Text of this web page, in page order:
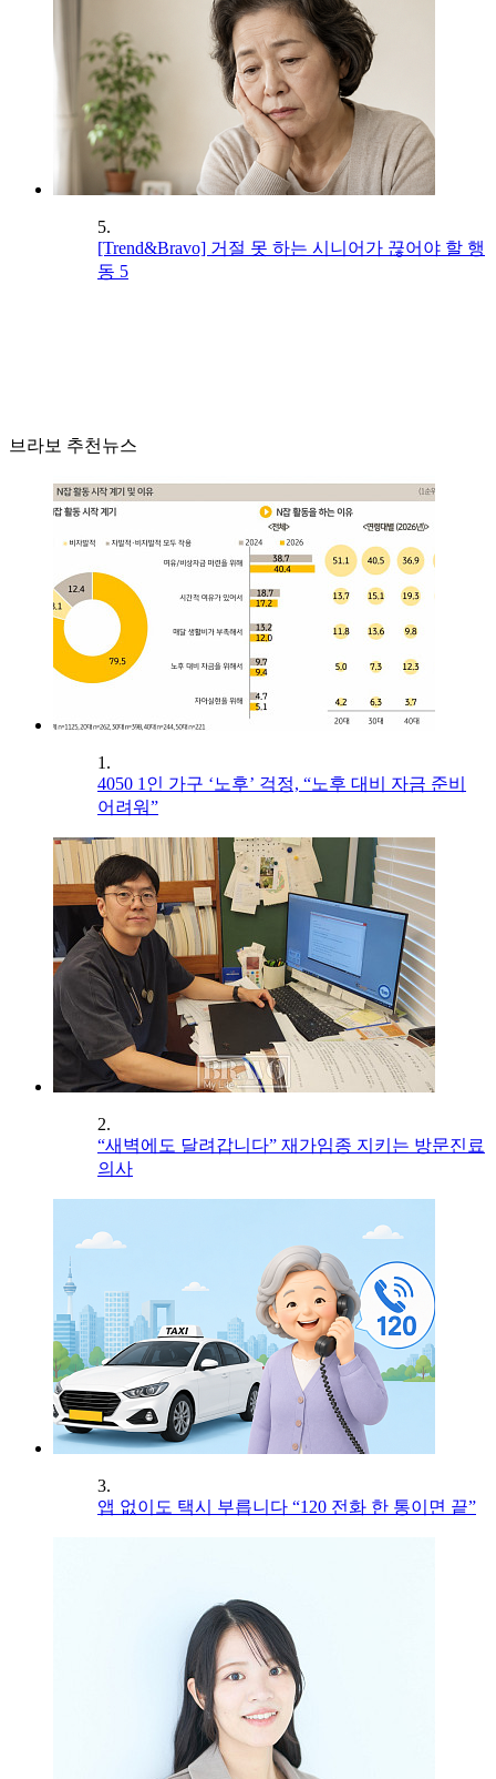
5.
[Trend&Bravo] 거절 못 하는 시니어가 끊어야 할 행
동 5
브라보 추천뉴스
1.
4050 1인 가구 ‘노후’ 걱정, “노후 대비 자금 준비
어려워”
2.
“새벽에도 달려갑니다” 재가임종 지키는 방문진료
의사
3.
앱 없이도 택시 부릅니다 “120 전화 한 통이면 끝”